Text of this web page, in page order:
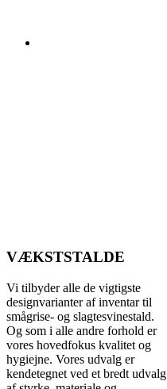
VÆKSTSTALDE
Vi tilbyder alle de vigtigste
designvarianter af inventar til
smågrise- og slagtesvinestald.
Og som i alle andre forhold er
vores hovedfokus kvalitet og
hygiejne. Vores udvalg er
kendetegnet ved et bredt udvalg